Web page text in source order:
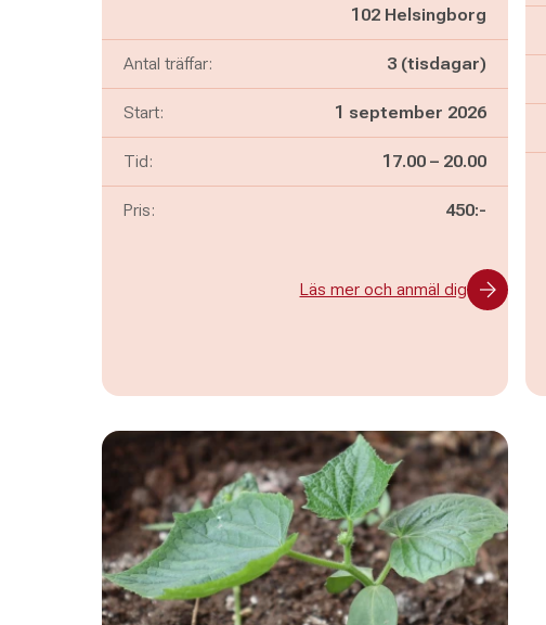
102 Helsingborg
Antal träffar: 3 (tisdagar)
Start: 1 september 2026
Tid: Pågår mellan
17.00 – och
20.00
Pris: 450:-
Läs mer och anmäl dig